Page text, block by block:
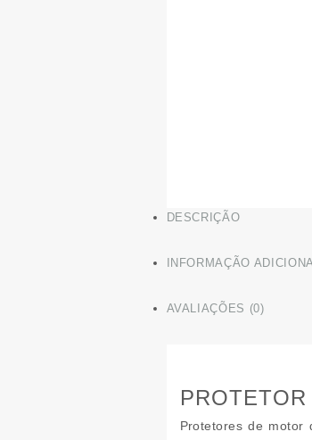
DESCRIÇÃO
INFORMAÇÃO
AVALIAÇÕES (0)
Protetores de motor